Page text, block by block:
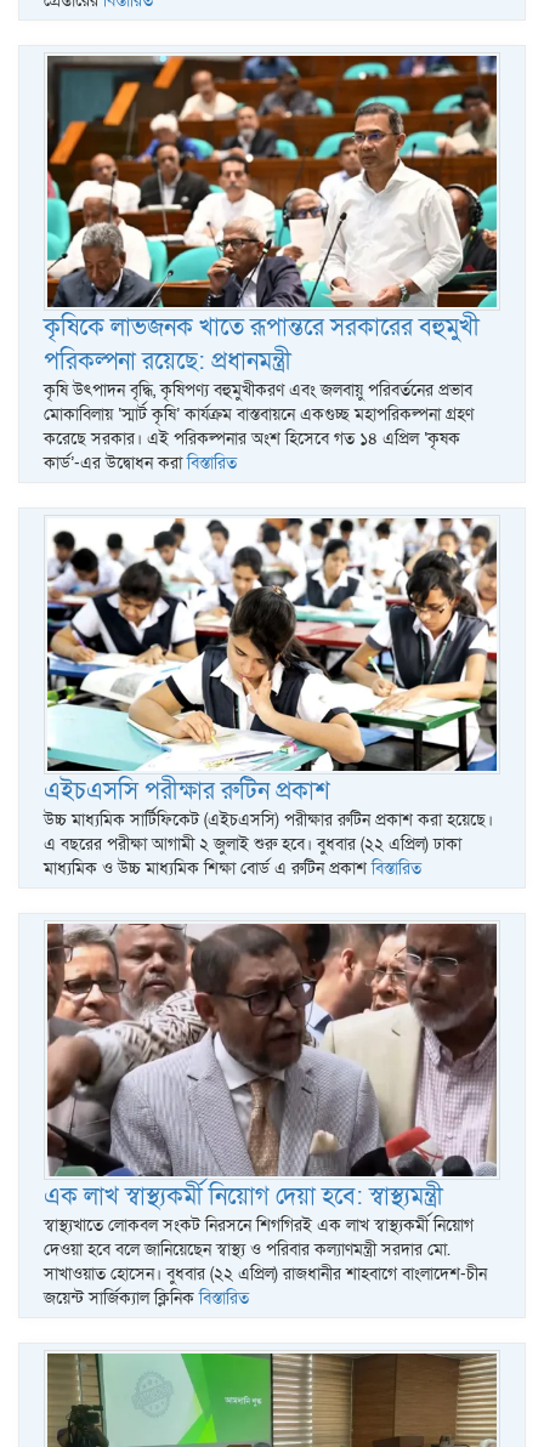
কৃষিকে লাভজনক খাতে রূপান্তরে সরকারের বহুমুখী
পরিকল্পনা রয়েছে: প্রধানমন্ত্রী
কৃষি উৎপাদন বৃদ্ধি, কৃষিপণ্য বহুমুখীকরণ এবং জলবায়ু পরিবর্তনের প্রভাব
মোকাবিলায় ‘স্মার্ট কৃষি’ কার্যক্রম বাস্তবায়নে একগুচ্ছ মহাপরিকল্পনা গ্রহণ
করেছে সরকার। এই পরিকল্পনার অংশ হিসেবে গত ১৪ এপ্রিল ‘কৃষক
কার্ড’-এর উদ্বোধন করাবিস্তারিত
এইচএসসি পরীক্ষার রুটিন প্রকাশ
উচ্চ মাধ্যমিক সার্টিফিকেট (এইচএসসি) পরীক্ষার রুটিন প্রকাশ করা হয়েছে।
এ বছরের পরীক্ষা আগামী ২ জুলাই শুরু হবে। বুধবার (২২ এপ্রিল) ঢাকা
মাধ্যমিক ও উচ্চ মাধ্যমিক শিক্ষা বোর্ড এ রুটিন প্রকাশবিস্তারিত
এক লাখ স্বাস্থ্যকর্মী নিয়োগ দেয়া হবে: স্বাস্থ্যমন্ত্রী
স্বাস্থ্যখাতে লোকবল সংকট নিরসনে শিগগিরই এক লাখ স্বাস্থ্যকর্মী নিয়োগ
দেওয়া হবে বলে জানিয়েছেন স্বাস্থ্য ও পরিবার কল্যাণমন্ত্রী সরদার মো.
সাখাওয়াত হোসেন। বুধবার (২২ এপ্রিল) রাজধানীর শাহবাগে বাংলাদেশ-চীন
জয়েন্ট সার্জিক্যাল ক্লিনিকবিস্তারিত